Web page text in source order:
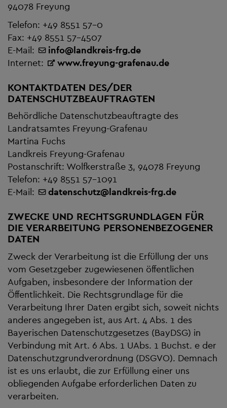
94078 Freyung
Telefon: +49 8551 57-0
Fax: +49 8551 57-4507
E-Mail:
info@landkreis-frg.de
Internet:
www.freyung-grafenau.de
KONTAKTDATEN DES/DER
DATENSCHUTZBEAUFTRAGTEN
Behördliche Datenschutzbeauftragte des
Landratsamtes Freyung-Grafenau
Martina Fuchs
Landkreis Freyung-Grafenau
Postanschrift: Wolfkerstraße 3, 94078 Freyung
Telefon: +49 8551 57-1091
E-Mail:
datenschutz@landkreis-frg.de
ZWECKE UND RECHTSGRUNDLAGEN FÜR
DIE VERARBEITUNG PERSONENBEZOGENER
DATEN
Zweck der Verarbeitung ist die Erfüllung der uns
vom Gesetzgeber zugewiesenen öffentlichen
Aufgaben, insbesondere der Information der
Öffentlichkeit. Die Rechtsgrundlage für die
Verarbeitung Ihrer Daten ergibt sich, soweit nichts
anderes angegeben ist, aus Art. 4 Abs. 1 des
Bayerischen Datenschutzgesetzes (BayDSG) in
Verbindung mit Art. 6 Abs. 1 UAbs. 1 Buchst. e der
Datenschutzgrundverordnung (DSGVO). Demnach
ist es uns erlaubt, die zur Erfüllung einer uns
obliegenden Aufgabe erforderlichen Daten zu
verarbeiten.